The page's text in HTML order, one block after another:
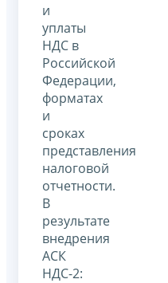
и
уплаты
НДС в
Российской
Федерации,
форматах
и
сроках
представления
налоговой
отчетности.
В
результате
внедрения
АСК
НДС-2: